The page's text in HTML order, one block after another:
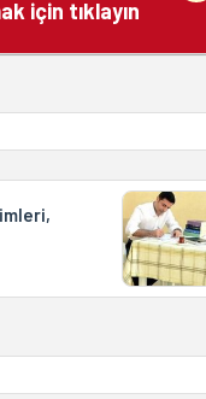
için tıklayın